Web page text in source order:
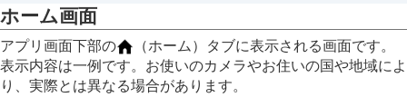
ディスカバー画面
カメラの画像を取り込む
リモート撮影する
クラウドサービスを利用する
カメラの設定を保存/反映する
ホーム画面
アプリ画面下部の
（ホーム）タブに表示される画面です。
表示内容は一例です。お使いのカメラやお住いの国や地域によ
り、実際とは異なる場合があります。